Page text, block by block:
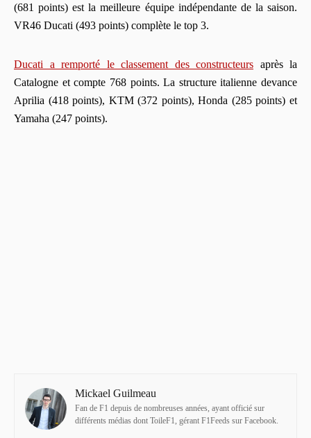
(681 points) est la meilleure équipe indépendante de la saison.
VR46 Ducati (493 points) complète le top 3.
Ducati a remporté le classement des constructeurs après la
Catalogne et compte 768 points. La structure italienne devance
Aprilia (418 points), KTM (372 points), Honda (285 points) et
Yamaha (247 points).
Mickael Guilmeau
Fan de F1 depuis de nombreuses années, ayant officié sur
différents médias dont ToileF1, gérant F1Feeds sur Facebook.